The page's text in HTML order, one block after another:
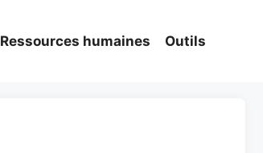
Ressources humaines Outils